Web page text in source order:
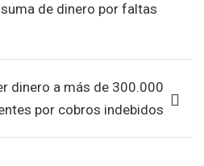
de dinero por faltas
dinero a más de 300.000
por cobros indebidos